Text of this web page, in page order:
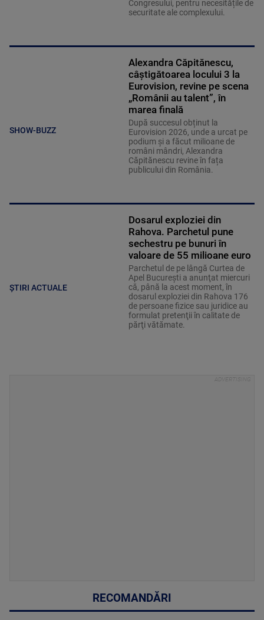
Congresului, pentru necesitățile de
securitate ale complexului.
SHOW-BUZZ
Alexandra Căpitănescu,
câștigătoarea locului 3 la
Eurovision, revine pe scena
„Românii au talent”, în
marea finală
După succesul obținut la
Eurovision 2026, unde a urcat pe
podium și a făcut milioane de
români mândri, Alexandra
Căpitănescu revine în fața
publicului din România.
ȘTIRI ACTUALE
Dosarul exploziei din
Rahova. Parchetul pune
sechestru pe bunuri în
valoare de 55 milioane euro
Parchetul de pe lângă Curtea de
Apel Bucureşti a anunţat miercuri
că, până la acest moment, în
dosarul exploziei din Rahova 176
de persoane fizice sau juridice au
formulat pretenţii în calitate de
părţi vătămate.
RECOMANDĂRI